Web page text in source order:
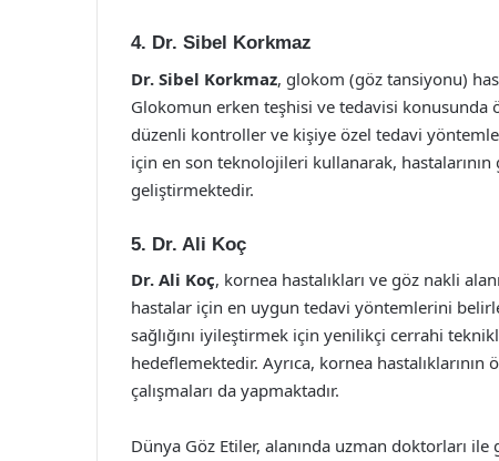
4. Dr. Sibel Korkmaz
Dr. Sibel Korkmaz, glokom (göz tansiyonu)
Glokomun erken teşhisi ve tedavisi konusunda
düzenli kontroller ve kişiye özel tedavi
için en son teknolojileri kullanarak,
geliştirmektedir.
5. Dr. Ali Koç
Dr. Ali Koç, kornea hastalıkları ve göz nakli
hastalar için en uygun tedavi yöntemlerini
sağlığını iyileştirmek için yenilikçi cerrahi
hedeflemektedir. Ayrıca, kornea
çalışmaları da yapmaktadır.
Dünya Göz Etiler, alanında uzman doktorları